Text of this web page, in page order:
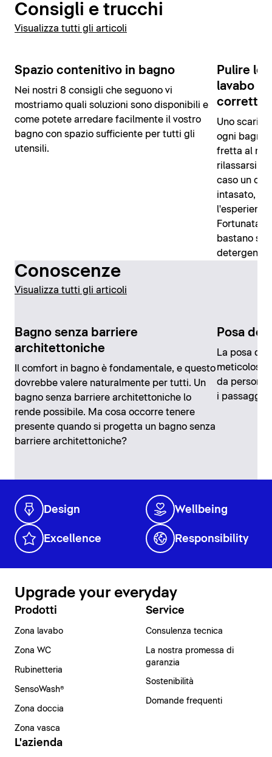
Consigli e trucchi
Visualizza tutti gli articoli
Spazio contenitivo in bagno
Nei nostri 8 consigli che seguono vi
mostriamo quali soluzioni sono disponibili e
come potete arredare facilmente il vostro
bagno con spazio sufficiente per tutti gli
utensili.
Pulire lo
lavabo
Uno
ogni
fretta al
rilassarsi,
caso un
intasato,
bastano
detergenti
Conoscenze
Visualizza tutti gli articoli
Bagno senza barriere
architettoniche
Il comfort in bagno è fondamentale, e questo
dovrebbe valere naturalmente per tutti. Un
bagno senza barriere architettoniche lo
rende possibile. Ma cosa occorre tenere
presente quando si progetta un bagno senza
barriere architettoniche?
Posa
La posa
meticoloso,
da persone
i passaggi
Design Wellbeing
Excellence Responsibility
Upgrade your everyday
Prodotti
Zona lavabo
Zona WC
Rubinetteria
SensoWash®
Zona doccia
Zona vasca
Service
Consulenza tecnica
La nostra promessa di
garanzia
Sostenibilità
Domande frequenti
L'azienda